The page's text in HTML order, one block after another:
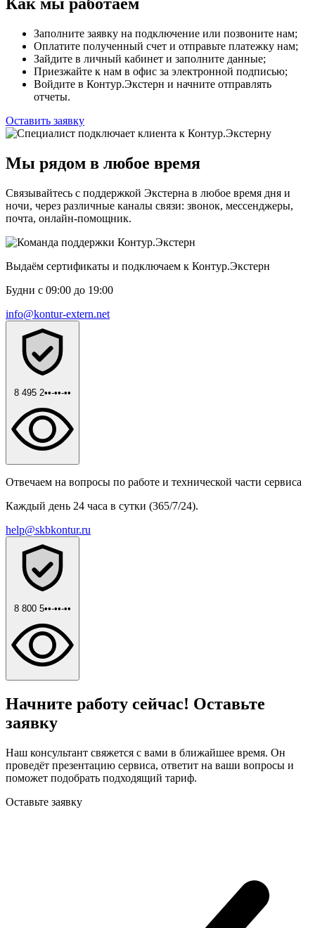
Заполните заявку на подключение или позвоните нам;
Оплатите полученный счет и отправьте платежку нам;
Зайдите в личный кабинет и заполните данные;
Приезжайте к нам в офис за электронной подписью;
Войдите в Контур.Экстерн и начните отправлять
отчеты.
Оставить заявку
Мы рядом в любое время
Связывайтесь с поддержкой Экстерна в любое время дня и
ночи, через различные каналы связи: звонок, мессенджеры,
почта, онлайн-помощник.
Выдаём сертификаты и подключаем к Контур.Экстерн
Будни с 09:00 до 19:00
info@kontur-extern.net
8 495 2••-••-••
Отвечаем на вопросы по работе и технической части сервиса
Каждый день 24 часа в сутки (365/7/24).
help@skbkontur.ru
8 800 5••-••-••
Начните работу сейчас! Оставьте
заявку
Наш консультант свяжется с вами в ближайшее время. Он
проведёт презентацию сервиса, ответит на ваши вопросы и
поможет подобрать подходящий тариф.
Оставьте заявку